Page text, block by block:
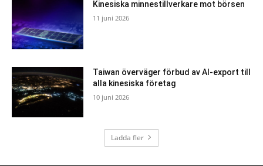
Kinesiska minnestillverkare mot börsen
11 juni 2026
Taiwan överväger förbud av AI-export till
alla kinesiska företag
10 juni 2026
Ladda fler